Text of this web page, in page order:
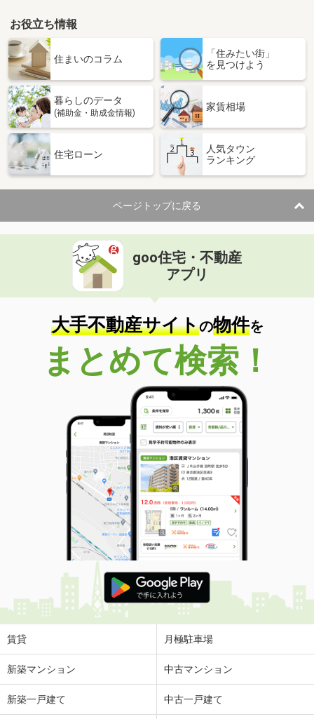
お役立ち情報
住まいのコラム
「住みたい街」
を見つけよう
暮らしのデータ
(補助金・助成金情報)
家賃相場
住宅ローン
人気タウン
ランキング
ページトップに戻る
goo住宅・不動産
アプリ
大手不動産サイトの物件を
まとめて検索！
賃貸 月極駐車場
新築マンション 中古マンション
新築一戸建て 中古一戸建て